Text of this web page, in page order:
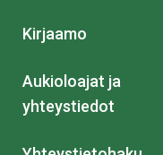
Kirjaamo
Aukioloajat ja
yhteystiedot